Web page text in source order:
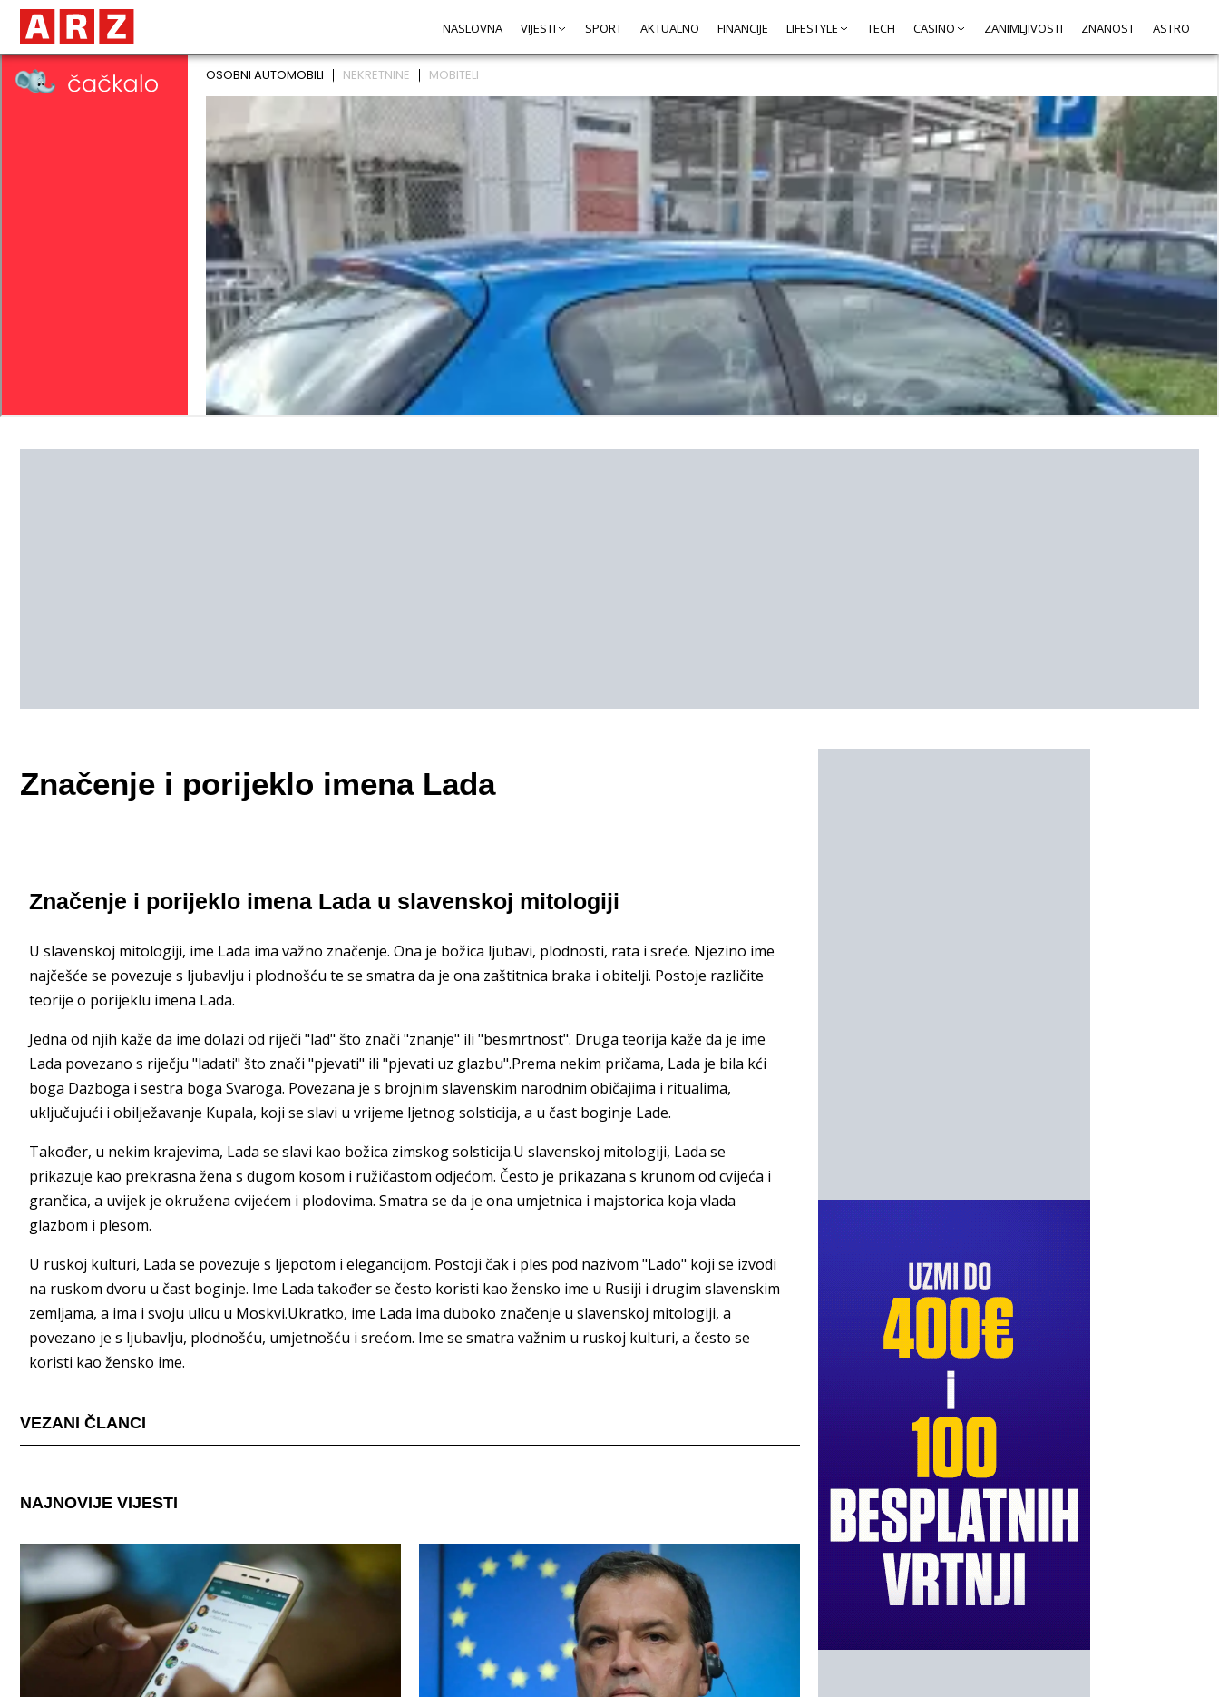
NASLOVNA VIJESTI SPORT AKTUALNO FINANCIJE LIFESTYLE TECH CASINO ZANIMLJIVOSTI ZNANOST ASTRO
Značenje i porijeklo imena Lada
Značenje i porijeklo imena Lada u slavenskoj mitologiji
U slavenskoj mitologiji, ime Lada ima važno značenje. Ona je božica ljubavi, plodnosti, rata i sreće. Njezino ime
najčešće se povezuje s ljubavlju i plodnošću te se smatra da je ona zaštitnica braka i obitelji. Postoje različite
teorije o porijeklu imena Lada.
Jedna od njih kaže da ime dolazi od riječi "lad" što znači "znanje" ili "besmrtnost". Druga teorija kaže da je ime
Lada povezano s riječju "ladati" što znači "pjevati" ili "pjevati uz glazbu".Prema nekim pričama, Lada je bila kći
boga Dazboga i sestra boga Svaroga. Povezana je s brojnim slavenskim narodnim običajima i ritualima,
uključujući i obilježavanje Kupala, koji se slavi u vrijeme ljetnog solsticija, a u čast boginje Lade.
Također, u nekim krajevima, Lada se slavi kao božica zimskog solsticija.U slavenskoj mitologiji, Lada se
prikazuje kao prekrasna žena s dugom kosom i ružičastom odjećom. Često je prikazana s krunom od cvijeća i
grančica, a uvijek je okružena cvijećem i plodovima. Smatra se da je ona umjetnica i majstorica koja vlada
glazbom i plesom.
U ruskoj kulturi, Lada se povezuje s ljepotom i elegancijom. Postoji čak i ples pod nazivom "Lado" koji se izvodi
na ruskom dvoru u čast boginje. Ime Lada također se često koristi kao žensko ime u Rusiji i drugim slavenskim
zemljama, a ima i svoju ulicu u Moskvi.Ukratko, ime Lada ima duboko značenje u slavenskoj mitologiji, a
povezano je s ljubavlju, plodnošću, umjetnošću i srećom. Ime se smatra važnim u ruskoj kulturi, a često se
koristi kao žensko ime.
VEZANI ČLANCI
NAJNOVIJE VIJESTI